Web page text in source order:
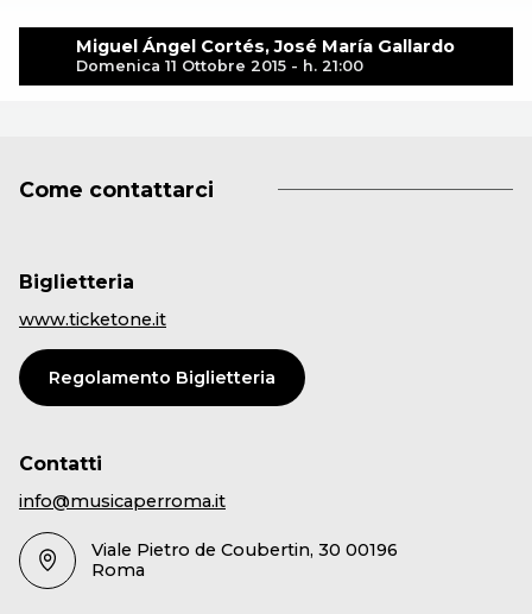
Miguel Ángel Cortés, José María Gallardo
Domenica 11 Ottobre 2015 - h. 21:00
Come contattarci
Biglietteria
www.ticketone.it
Regolamento Biglietteria
Contatti
info@musicaperroma.it
Viale Pietro de Coubertin, 30 00196
Roma